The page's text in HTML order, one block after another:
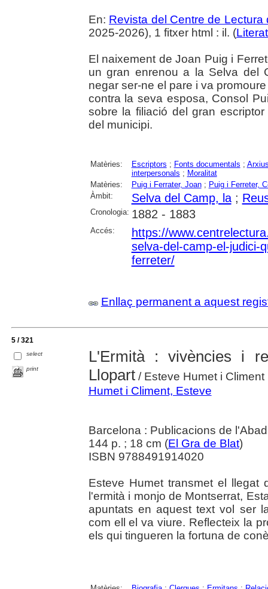
En: Revista del Centre de Lectura
2025-2026), 1 fitxer html : il. (
El naixement de Joan Puig i
un gran enrenou a la Selva del
negar ser-ne el pare i va
contra la seva esposa, Consol
sobre la filiació del gran
del municipi.
Matèries: Escriptors ; Fonts documentals ;
interpersonals ; Moralitat
Matèries:
Puig i Ferrater, Joan; Puig i Ferreter,
Àmbit:
Selva del Camp, la;
Cronologia: 1882 - 1883
Accés:
https://
selva-del-camp-el-judici-
ferreter/
Enllaç permanent a aquest
5 / 321
select
print
L'Ermità : vivències i
Llopart/ Esteve Humet i Climent
Humet i Climent, Esteve
Barcelona : Publicacions de
144 p. ; 18 cm (El Gra de Blat)
ISBN 9788491914020
Esteve Humet transmet el
l'ermità i monjo de Montserrat,
apuntats en aquest text vol ser
com ell el va viure. Reflecteix la
els qui tingueren la fortuna de